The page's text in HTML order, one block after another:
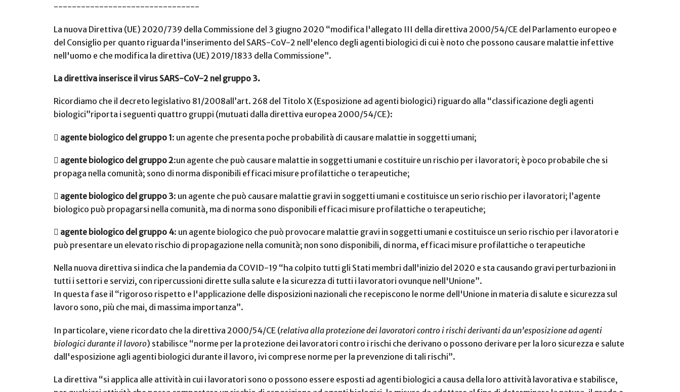
--------------------------------
La nuova Direttiva (UE) 2020/739 della Commissione del 3 giugno 2020 “modifica l'allegato III della direttiva 2000/54/CE del Parlamento europeo e
del Consiglio per quanto riguarda l'inserimento del SARS-CoV-2 nell'elenco degli agenti biologici di cui è noto che possono causare malattie infettive
nell'uomo e che modifica la direttiva (UE) 2019/1833 della Commissione”.
La direttiva inserisce il virus SARS-CoV-2 nel gruppo 3.
Ricordiamo che il decreto legislativo 81/2008all’art. 268 del Titolo X (Esposizione ad agenti biologici) riguardo alla “classificazione degli agenti
biologici”riporta i seguenti quattro gruppi (mutuati dalla direttiva europea 2000/54/CE):
 agente biologico del gruppo 1: un agente che presenta poche probabilità di causare malattie in soggetti umani;
 agente biologico del gruppo 2:un agente che può causare malattie in soggetti umani e costituire un rischio per i lavoratori; è poco probabile che si
propaga nella comunità; sono di norma disponibili efficaci misure profilattiche o terapeutiche;
 agente biologico del gruppo 3: un agente che può causare malattie gravi in soggetti umani e costituisce un serio rischio per i lavoratori; l’agente
biologico può propagarsi nella comunità, ma di norma sono disponibili efficaci misure profilattiche o terapeutiche;
 agente biologico del gruppo 4: un agente biologico che può provocare malattie gravi in soggetti umani e costituisce un serio rischio per i lavoratori e
può presentare un elevato rischio di propagazione nella comunità; non sono disponibili, di norma, efficaci misure profilattiche o terapeutiche
Nella nuova direttiva si indica che la pandemia da COVID-19 “ha colpito tutti gli Stati membri dall'inizio del 2020 e sta causando gravi perturbazioni in
tutti i settori e servizi, con ripercussioni dirette sulla salute e la sicurezza di tutti i lavoratori ovunque nell'Unione”.
In questa fase il “rigoroso rispetto e l'applicazione delle disposizioni nazionali che recepiscono le norme dell'Unione in materia di salute e sicurezza sul
lavoro sono, più che mai, di massima importanza”.
In particolare, viene ricordato che la direttiva 2000/54/CE (relativa alla protezione dei lavoratori contro i rischi derivanti da un’esposizione ad agenti
biologici durante il lavoro) stabilisce “norme per la protezione dei lavoratori contro i rischi che derivano o possono derivare per la loro sicurezza e salute
dall'esposizione agli agenti biologici durante il lavoro, ivi comprese norme per la prevenzione di tali rischi”.
La direttiva “si applica alle attività in cui i lavoratori sono o possono essere esposti ad agenti biologici a causa della loro attività lavorativa e stabilisce,